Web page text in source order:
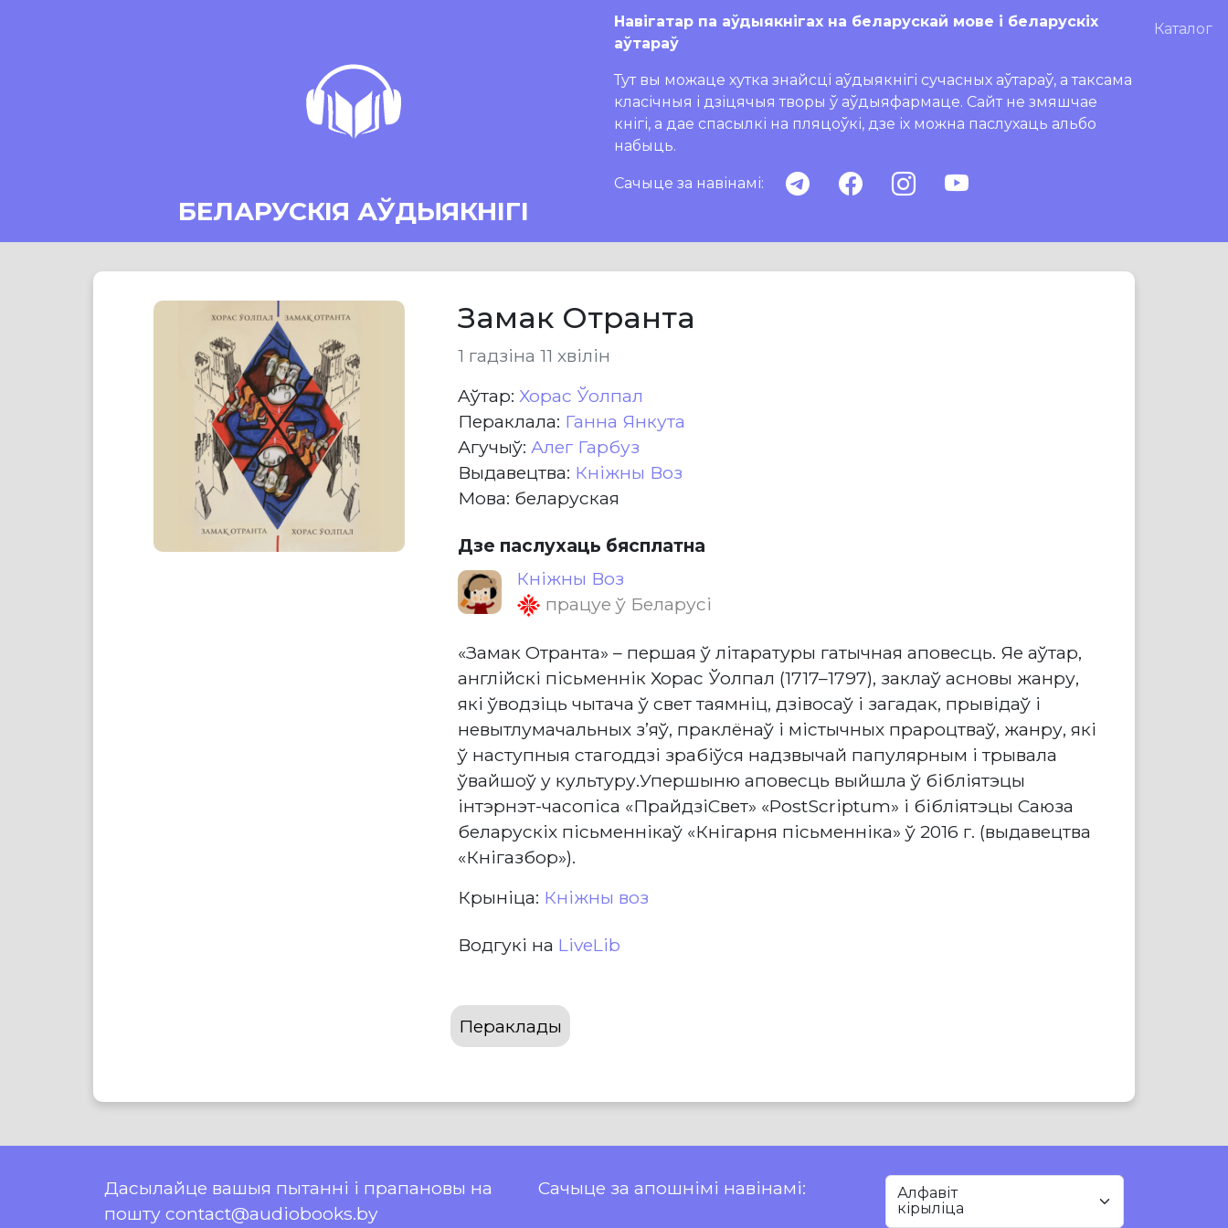
БЕЛАРУСКІЯ АЎДЫЯКНІГІ
Навігатар па аўдыякнігах на беларускай мове і беларускіх
аўтараў
Тут вы можаце хутка знайсці аўдыякнігі сучасных аўтараў, а таксама
класічныя і дзіцячыя творы ў аўдыяфармаце. Сайт не змяшчае
кнігі, а дае спасылкі на пляцоўкі, дзе іх можна паслухаць альбо
набыць.
Сачыце за навінамі:
Каталог
Замак Отранта
1 гадзіна 11 хвілін
Aўтар: Хорас Ўолпал
Пераклала: Ганна Янкута
Агучыў: Алег Гарбуз
Выдавецтва: Кніжны Воз
Мова: беларуская
Дзе паслухаць бясплатна
Кніжны Воз
працуе ў Беларусі
«Замак Отранта» – першая ў літаратуры гатычная аповесць. Яе аўтар,
англійскі пісьменнік Хорас Ўолпал (1717–1797), заклаў асновы жанру,
які ўводзіць чытача ў свет таямніц, дзівосаў і загадак, прывідаў і
невытлумачальных з’яў, праклёнаў і містычных прароцтваў, жанру, які
ў наступныя стагоддзі зрабіўся надзвычай папулярным і трывала
ўвайшоў у культуру.Упершыню аповесць выйшла ў бібліятэцы
інтэрнэт-часопіса «ПрайдзіСвет» «PostScriptum» і бібліятэцы Саюза
беларускіх пісьменнікаў «Кнігарня пісьменніка» ў 2016 г. (выдавецтва
«Кнігазбор»).
Крыніца: Кніжны воз
Водгукі на LiveLib
Пераклады
Дасылайце вашыя пытанні і прапановы на
пошту contact@audiobooks.by
Сачыце за апошнімі навінамі: Алфавіт